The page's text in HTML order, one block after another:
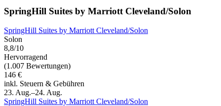
SpringHill Suites by Marriott Cleveland/Solon
SpringHill Suites by Marriott Cleveland/Solon
Solon
8,8/10
Hervorragend
(1.007 Bewertungen)
146 €
inkl. Steuern & Gebühren
23. Aug.–24. Aug.
SpringHill Suites by Marriott Cleveland/Solon